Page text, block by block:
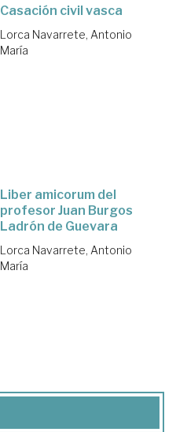
Casación civil vasca
Lorca Navarrete, Antonio
María
Liber amicorum del
profesor Juan Burgos
Ladrón de Guevara
Lorca Navarrete, Antonio
María